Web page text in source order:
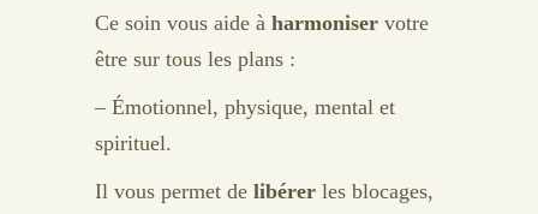
Ce soin vous aide à harmoniser votre
être sur tous les plans :
– Émotionnel, physique, mental et
spirituel.
Il vous permet de libérer les blocages,